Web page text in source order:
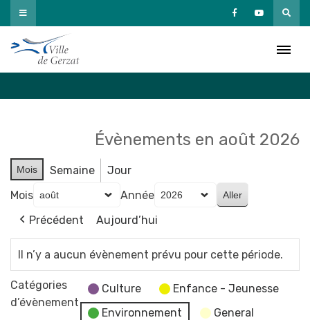
Passer
au
contenu
Évènements en août 2026
Mois Semaine
Jour
Mois
Année
Précédent
Aujourd’hui
Il n’y a aucun évènement prévu pour cette période.
Catégories
d’évènement
Culture
Enfance - Jeunesse
Environnement
General